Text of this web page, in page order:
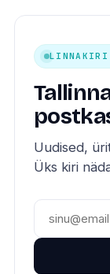
Uudised,
Üks kiri